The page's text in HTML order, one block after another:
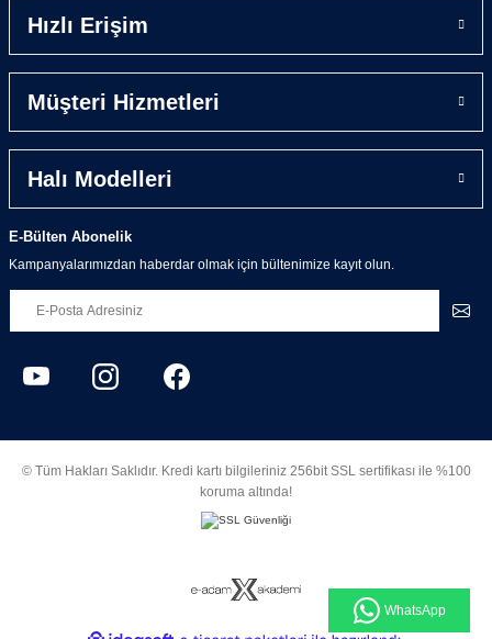
Hızlı Erişim
Müşteri Hizmetleri
Halı Modelleri
E-Bülten Abonelik
Kampanyalarımızdan haberdar olmak için bültenimize kayıt olun.
© Tüm Hakları Saklıdır. Kredi kartı bilgileriniz 256bit SSL sertifikası ile %100
koruma altında!
WhatsApp